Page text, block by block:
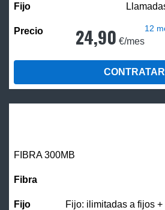
24,90 €/mes
12
CONTRATAR
FIBRA 300MB
Fijo: ilimitadas a fijos